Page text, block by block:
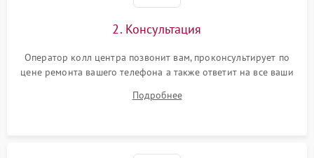
2. Консультация
Оператор колл центра позвонит вам, проконсультирует по
цене ремонта вашего телефона а также ответит на все ваши
Подробнее